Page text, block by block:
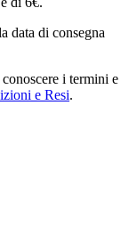
data di consegna
i termini e
e Resi.